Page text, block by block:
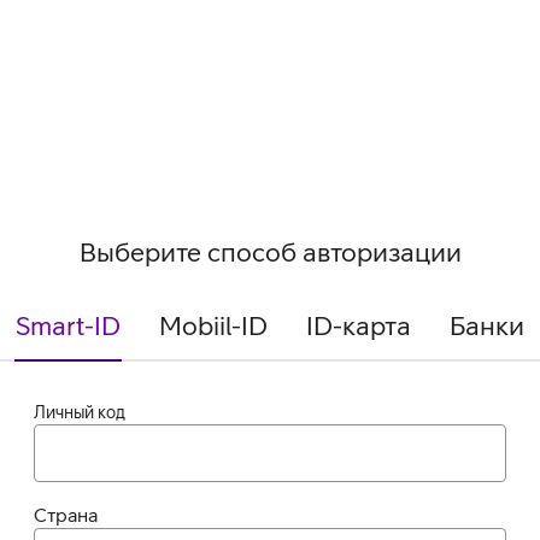
Выберите способ авторизации
Smart-ID Mobiil-ID ID-карта Банки
Личный код
Страна